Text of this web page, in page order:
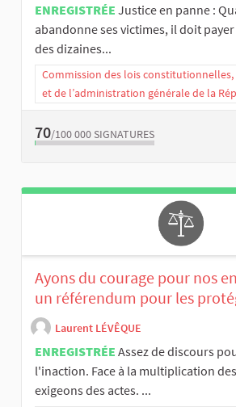
ENREGISTRÉE Justice en panne :
abandonne ses victimes, il doit
des dizaines...
Commission des lois
et de l’administration générale de la
70/100 000 SIGNATURES
Ayons du courage pour nos
un référendum pour les
Laurent LÉVÊQUE
ENREGISTRÉE Assez de discours
l'inaction. Face à la multiplication
exigeons des actes. ...